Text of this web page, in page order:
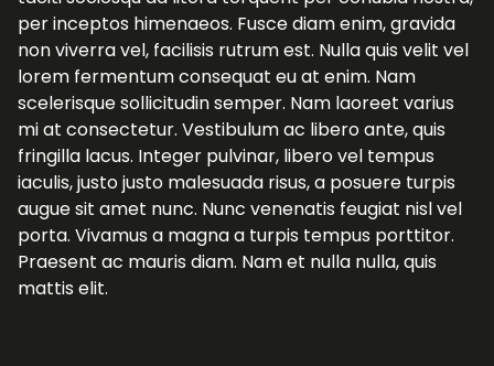
per inceptos himenaeos. Fusce diam enim, gravida
non viverra vel, facilisis rutrum est. Nulla quis velit vel
lorem fermentum consequat eu at enim. Nam
scelerisque sollicitudin semper. Nam laoreet varius
mi at consectetur. Vestibulum ac libero ante, quis
fringilla lacus. Integer pulvinar, libero vel tempus
iaculis, justo justo malesuada risus, a posuere turpis
augue sit amet nunc. Nunc venenatis feugiat nisl vel
porta. Vivamus a magna a turpis tempus porttitor.
Praesent ac mauris diam. Nam et nulla nulla, quis
mattis elit.